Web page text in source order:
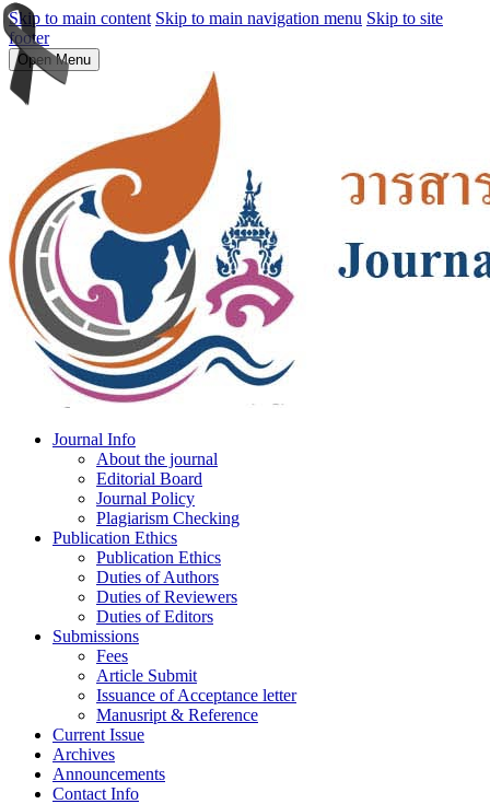
Skip to main content Skip to main navigation menu Skip to site
footer
Open Menu
Journal Info
About the journal
Editorial Board
Journal Policy
Plagiarism Checking
Publication Ethics
Publication Ethics
Duties of Authors
Duties of Reviewers
Duties of Editors
Submissions
Fees
Article Submit
Issuance of Acceptance letter
Manusript & Reference
Current Issue
Archives
Announcements
Contact Info